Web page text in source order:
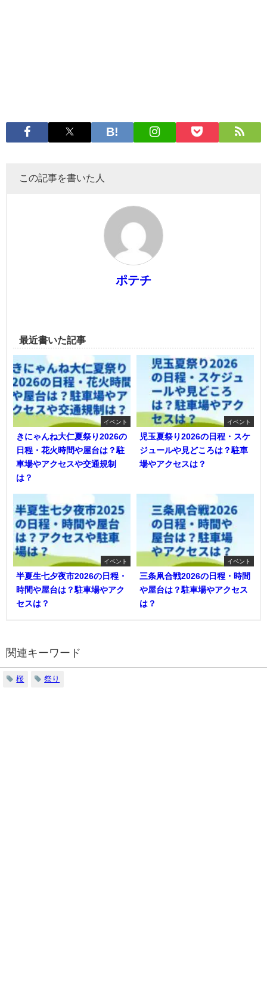
この記事を書いた人
ポテチ
最近書いた記事
イベント
きにゃんね大仁夏祭り2026の
日程・花火時間や屋台は？駐
車場やアクセスや交通規制
は？
イベント
児玉夏祭り2026の日程・スケ
ジュールや見どころは？駐車
場やアクセスは？
イベント
半夏生七夕夜市2026の日程・
時間や屋台は？駐車場やアク
セスは？
イベント
三条凧合戦2026の日程・時間
や屋台は？駐車場やアクセス
は？
関連キーワード
桜 祭り